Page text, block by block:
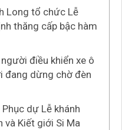
Long tổ chức Lễ
thăng cấp bậc hàm
điều khiển xe ô
đang dừng chờ đèn
dự Lễ khánh
và Kiết giới Si Ma